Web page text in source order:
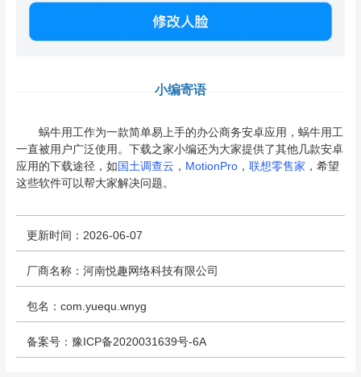
小编寄语
蜗牛用工作为一款简单易上手的办公商务安卓应用，蜗牛用工
一直被用户广泛使用。下载之家小编还为大家提供了其他几款安卓
应用的下载途径，如国土调查云 ， MotionPro， 联想零售家 ，希望
这些软件可以帮大家解决问题。
更新时间：2026-06-07
厂商名称：河南悦趣网络科技有限公司
包名：com.yuequ.wnyg
备案号：豫ICP备2020031639号-6A